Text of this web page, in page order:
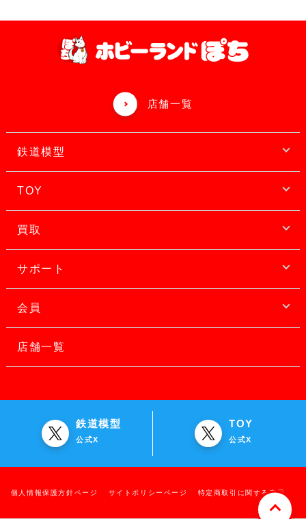
店舗一覧
鉄道模型
TOY
買取
サポート
会員
店舗一覧
鉄道模型
公式X
TOY
公式X
個人情報保護方針ページ サイトポリシーページ 特定商取引に関する表示